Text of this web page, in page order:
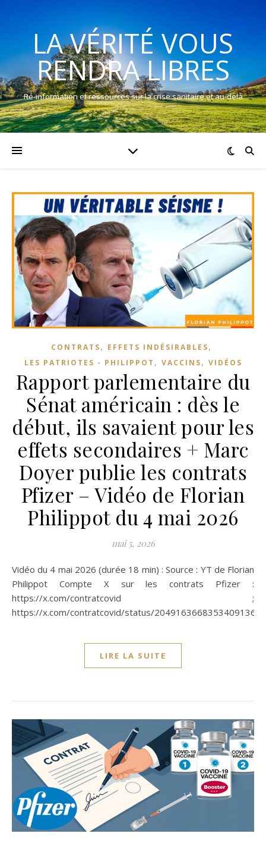
LA VÉRITÉ VOUS
RENDRA LIBRES
Ré-information et ressources sur la crise sanitaire et au-delà
CONTRATS, EFFETS INDÉSIRABLES,
LES PATRIOTES - PHILIPPOT , VACCINS, VIDÉOS
Rapport parlementaire du
Sénat américain : dès le
début, ils savaient pour les
effets secondaires + Marc
Doyer publie les contrats
Pfizer – Vidéo de Florian
Philippot du 4 mai 2026
mai 5, 2026
Vidéo du 4 mai 2026 (durée 18 min) : Source : YT de Florian
Philippot Compte X sur les contrats Pfizer :
https://x.com/contratcovid ;
https://x.com/contratcovid/status/2049163668353409136
LIRE LA SUITE